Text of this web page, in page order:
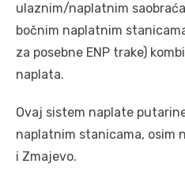
ulaznim/naplatnim
bočnim naplatnim
za posebne ENP trake)
naplata.
Ovaj sistem naplate
naplatnim stanicama, osim
i Zmajevo.